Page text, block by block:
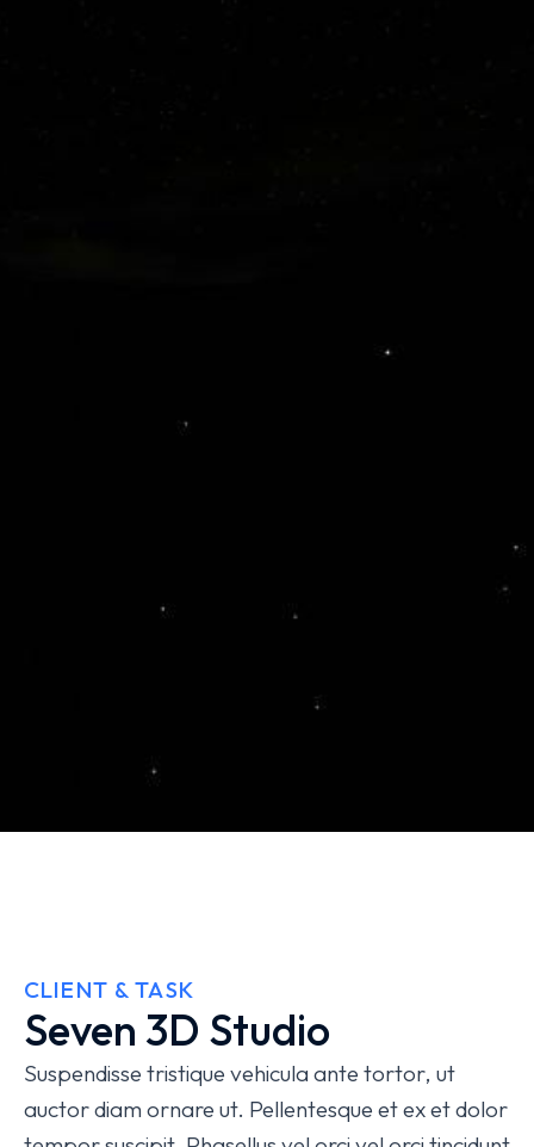
CLIENT & TASK
Seven 3D Studio
Suspendisse tristique vehicula ante tortor, ut
auctor diam ornare ut. Pellentesque et ex et dolor